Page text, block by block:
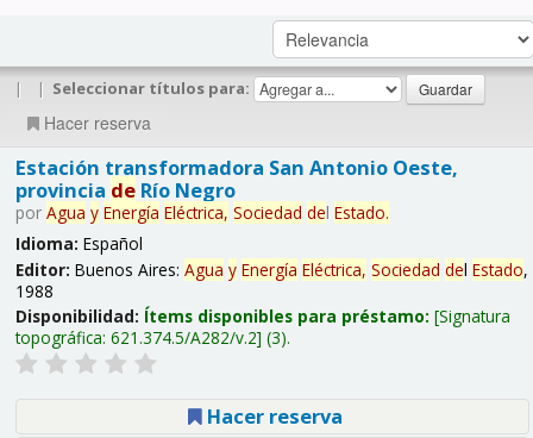
| | Seleccionar títulos para:
Hacer reserva
Estación transformadora San Antonio Oeste,
provincia deRío Negro
por Agua y Energía Eléctrica, Sociedad del Estado.
Idioma: Español
Editor: Buenos Aires: Agua y Energía Eléctrica, Sociedad del Estado,
1988
Disponibilidad: Ítems disponibles para préstamo: Signatura
topográfica: 621.374.5/A282/v.2 (3).
Hacer reserva